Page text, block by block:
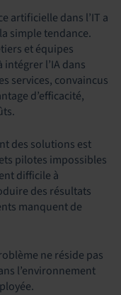
artificielle dans l’IT a
simple tendance.
et équipes
l’IA dans
services, convaincus
d’efficacité,
des solutions est
pilotes impossibles
difficile à
des résultats
manquent de
ne réside pas
l’environnement